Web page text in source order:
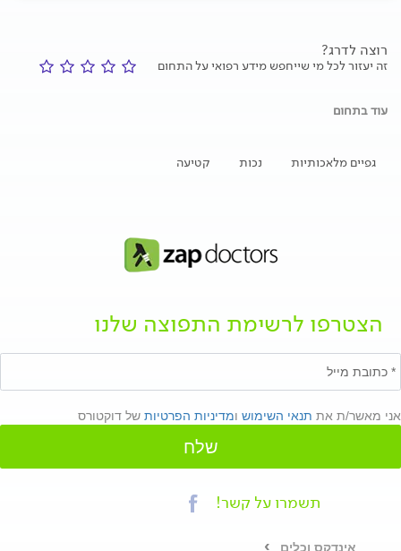
רוצה לדרג?
זה יעזור לכל מי שייחפש מידע רפואי על התחום
עוד בתחום
גפיים מלאכותיות נכות קטיעה
הצטרפו לרשימת התפוצה שלנו
אני מאשר/ת את תנאי השימוש ומדיניות הפרטיות של דוקטורס
שלח
תשמרו על קשר!
אינדקס וכלים